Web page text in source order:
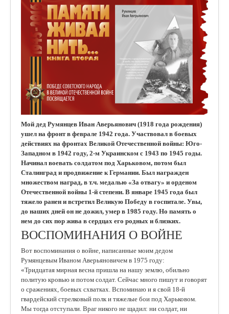
Мой дед Румянцев Иван Аверьянович (1918 года рождения)
ушел на фронт в феврале 1942 года. Участвовал в боевых
действиях на фронтах Великой Отечественной войны: Юго-
Западном в 1942 году, 2-м Украинском с 1943 по 1945 годы.
Начинал воевать солдатом под Харьковом, потом был
Сталинград и продвижение к Германии. Был награжден
множеством наград, в т.ч. медалью «За отвагу» и орденом
Отечественной войны 1-й степени. В январе 1945 года был
тяжело ранен и встретил Великую Победу в госпитале. Увы,
до наших дней он не дожил, умер в 1985 году. Но память о
нем до сих пор жива в сердцах его родных и близких.
ВОСПОМИНАНИЯ О ВОЙНЕ
Вот воспоминания о войне, написанные моим дедом
Румянцевым Иваном Аверьяновичем в 1975 году:
«Тридцатая мирная весна пришла на нашу землю, обильно
политую кровью и потом солдат. Сейчас много пишут и говорят
о сражениях, боевых схватках. Вспоминаю и я свой 18-й
гвардейский стрелковый полк и тяжелые бои под Харьковом.
Мы тогда отступали. Враг никого не щадил: ни солдат, ни